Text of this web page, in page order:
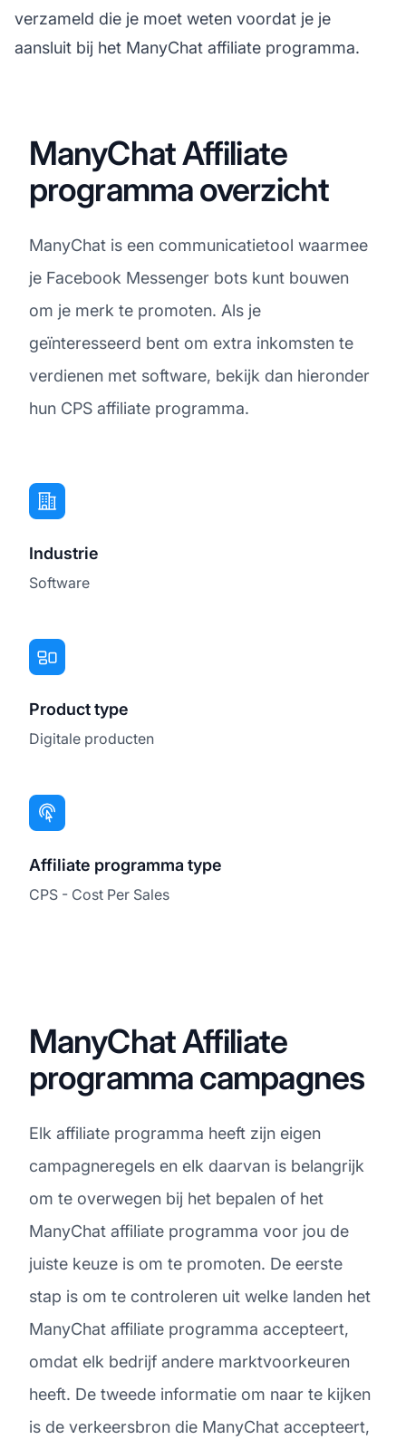
verzameld die je moet weten voordat je je
aansluit bij het ManyChat affiliate programma.
ManyChat Affiliate
programma overzicht
ManyChat is een communicatietool waarmee
je Facebook Messenger bots kunt bouwen
om je merk te promoten. Als je
geïnteresseerd bent om extra inkomsten te
verdienen met software, bekijk dan hieronder
hun CPS affiliate programma.
Industrie
Software
Product type
Digitale producten
Affiliate programma type
CPS - Cost Per Sales
ManyChat Affiliate
programma campagnes
Elk affiliate programma heeft zijn eigen
campagneregels en elk daarvan is belangrijk
om te overwegen bij het bepalen of het
ManyChat affiliate programma voor jou de
juiste keuze is om te promoten. De eerste
stap is om te controleren uit welke landen het
ManyChat affiliate programma accepteert,
omdat elk bedrijf andere marktvoorkeuren
heeft. De tweede informatie om naar te kijken
is de verkeersbron die ManyChat accepteert,